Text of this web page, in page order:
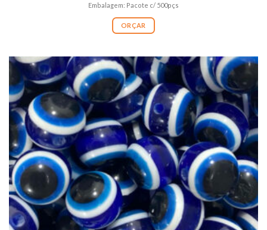
Embalagem: Pacote c/ 500pçs
ORÇAR